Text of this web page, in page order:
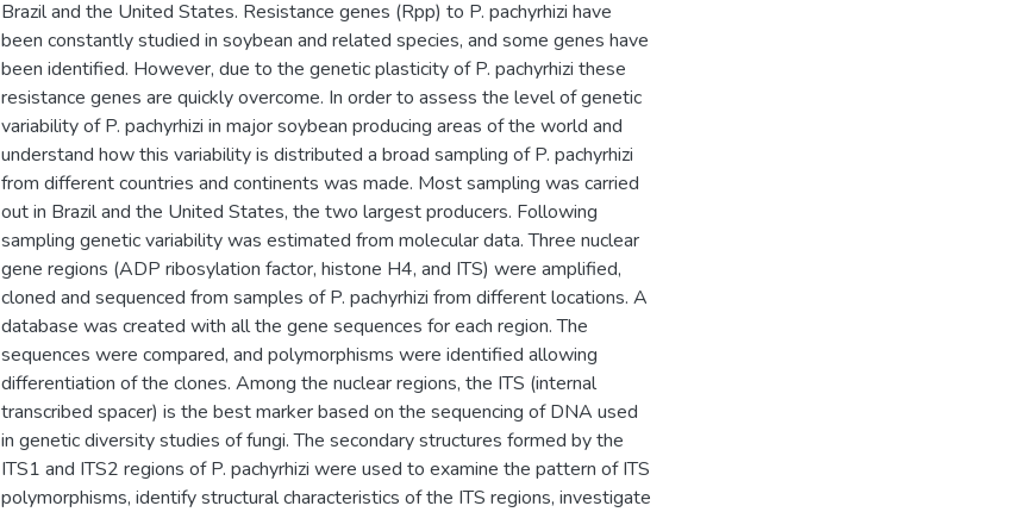
Brazil and the United States. Resistance genes (Rpp) to P. pachyrhizi have
been constantly studied in soybean and related species, and some genes have
been identified. However, due to the genetic plasticity of P. pachyrhizi these
resistance genes are quickly overcome. In order to assess the level of genetic
variability of P. pachyrhizi in major soybean producing areas of the world and
understand how this variability is distributed a broad sampling of P. pachyrhizi
from different countries and continents was made. Most sampling was carried
out in Brazil and the United States, the two largest producers. Following
sampling genetic variability was estimated from molecular data. Three nuclear
gene regions (ADP ribosylation factor, histone H4, and ITS) were amplified,
cloned and sequenced from samples of P. pachyrhizi from different locations. A
database was created with all the gene sequences for each region. The
sequences were compared, and polymorphisms were identified allowing
differentiation of the clones. Among the nuclear regions, the ITS (internal
transcribed spacer) is the best marker based on the sequencing of DNA used
in genetic diversity studies of fungi. The secondary structures formed by the
ITS1 and ITS2 regions of P. pachyrhizi were used to examine the pattern of ITS
polymorphisms, identify structural characteristics of the ITS regions, investigate